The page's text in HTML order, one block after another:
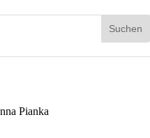
Pianka